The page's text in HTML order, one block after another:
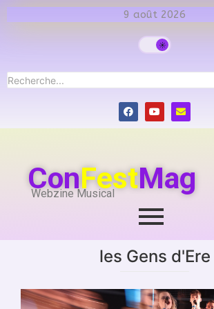
9 août 2026
ConFestMag
Webzine Musical
les Gens d'Ere